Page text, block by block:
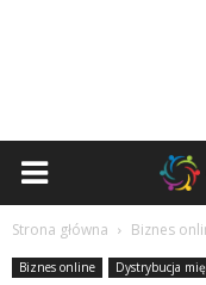
Strona główna Biznes
Biznes online Dystrybucja